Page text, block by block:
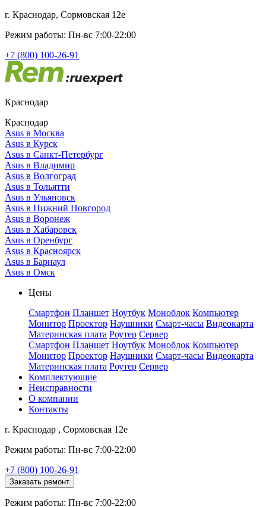
г. Краснодар, Сормовская 12е
Режим работы: Пн-вс 7:00-22:00
+7 (800) 100-26-91
Краснодар
Краснодар
Asus в Москва
Asus в Курск
Asus в Санкт-Петербург
Asus в Владимир
Asus в Волгоград
Asus в Тольятти
Asus в Ульяновск
Asus в Нижний Новгород
Asus в Воронеж
Asus в Хабаровск
Asus в Оренбург
Asus в Красноярск
Asus в Барнаул
Asus в Омск
Цены
Смартфон Планшет Ноутбук Моноблок Компьютер
Монитор Проектор Наушники Смарт-часы Видеокарта
Материнская плата Роутер Сервер
Смартфон Планшет Ноутбук Моноблок Компьютер
Монитор Проектор Наушники Смарт-часы Видеокарта
Материнская плата Роутер Сервер
Комплектующие
Неисправности
О компании
Контакты
г. Краснодар , Сормовская 12е
Режим работы: Пн-вс 7:00-22:00
+7 (800) 100-26-91
Заказать ремонт
Режим работы: Пн-вс 7:00-22:00